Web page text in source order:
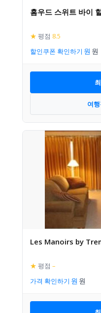
홈우드 스위트 바이
★ 평점 8.5
할인쿠폰 확인하기
여
Les Manoirs by
★ 평점 –
가격 확인하기